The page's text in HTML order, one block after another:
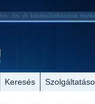
, kis- és középvállalkozások
Keresés